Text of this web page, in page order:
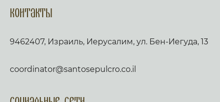
Контакты
9462407, Израиль, Иерусалим, ул. Бен-Иегуда, 13
coordinator@santosepulcro.co.il